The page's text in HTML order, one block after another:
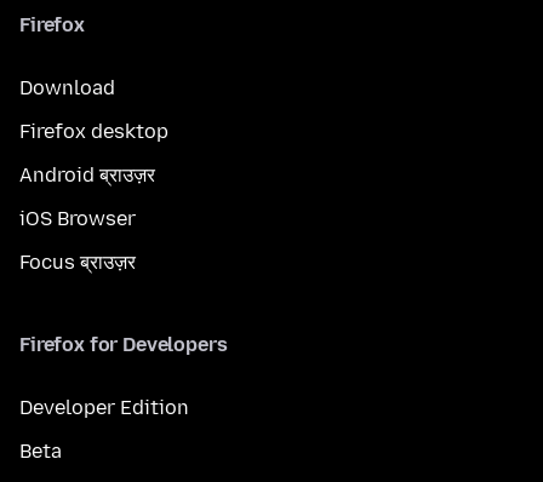
Firefox
Download
Firefox desktop
Android ब्राउज़र
iOS Browser
Focus ब्राउज़र
Firefox for Developers
Developer Edition
Beta